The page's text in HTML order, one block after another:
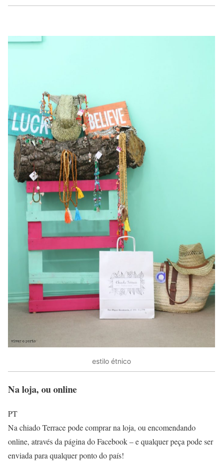
estilo étnico
Na loja, ou online
PT
Na chiado Terrace pode comprar na loja, ou encomendando
online, através da página do Facebook – e qualquer peça pode ser
enviada para qualquer ponto do país!